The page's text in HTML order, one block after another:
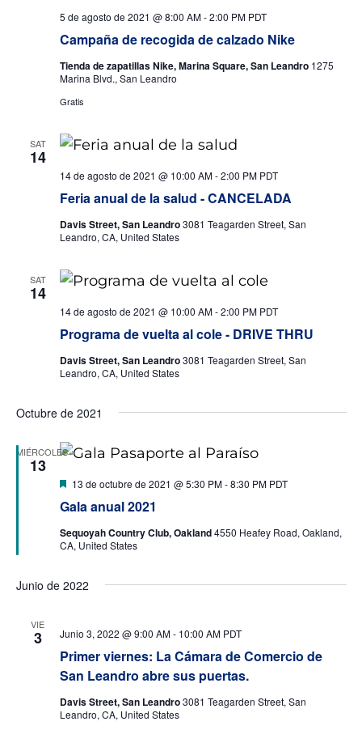
DonarCampaña de recogida de calzado Nike
5 de agosto de 2021 @ 8:00 AM-2:00 PM PDT
Tienda de zapatillas Nike, Marina Square, San Leandro 1275
Marina Blvd., San Leandro
Gratis
SAT
14
Feria anual de la salud - CANCELADA
14 de agosto de 2021 @ 10:00 AM-2:00 PM PDT
Davis Street, San Leandro3081 Teagarden Street, San
Leandro, CA, United States
SAT
14
Programa de vuelta al cole - DRIVE THRU
14 de agosto de 2021 @ 10:00 AM-2:00 PM PDT
Davis Street, San Leandro3081 Teagarden Street, San
Leandro, CA, United States
Octubre de 2021
MIÉRCOLES
13
Gala anual 2021
Destacado
13 de octubre de 2021 @ 5:30 PM-8:30 PM PDT
Sequoyah Country Club, Oakland4550 Heafey Road, Oakland,
CA, United States
Junio de 2022
VIE
3
Primer viernes: La Cámara de Comercio de
San Leandro abre sus puertas.
Junio 3, 2022 @ 9:00 AM- 10:00 AM PDT
Davis Street, San Leandro3081 Teagarden Street, San
Leandro, CA, United States